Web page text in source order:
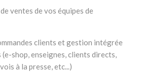
ventes de vos équipes de
clients et gestion intégrée
shop, enseignes, clients directs,
à la presse, etc...)